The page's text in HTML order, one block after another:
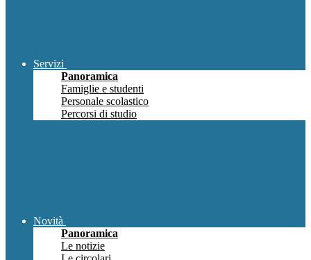
Servizi
Panoramica
Famiglie e studenti
Personale scolastico
Percorsi di studio
Novità
Panoramica
Le notizie